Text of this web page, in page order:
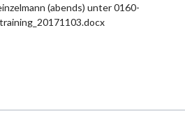
(abends) unter 0160-